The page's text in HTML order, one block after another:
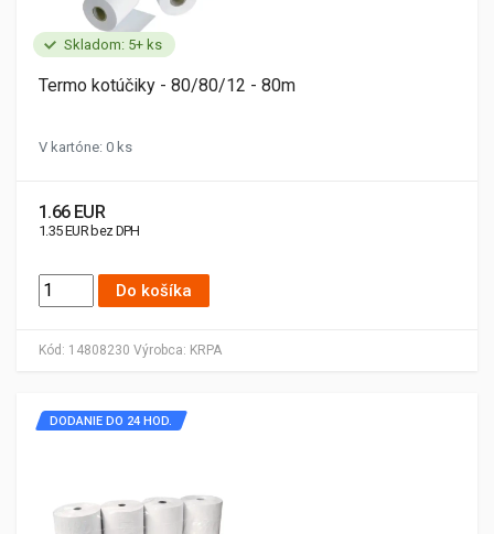
Skladom: 5+ ks
Kód: 14808230 Výrobca: KRPA
Termo kotúčiky - 80/80/12 - 80m
V kartóne: 0 ks
1.66 EUR
1.35 EUR bez DPH
Do košíka
DODANIE DO 24 HOD.